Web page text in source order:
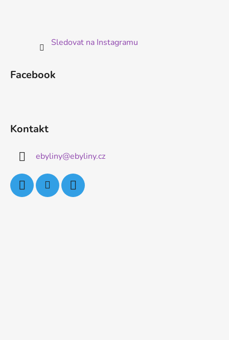
Sledovat na Instagramu
Facebook
Kontakt
ebyliny@ebyliny.cz